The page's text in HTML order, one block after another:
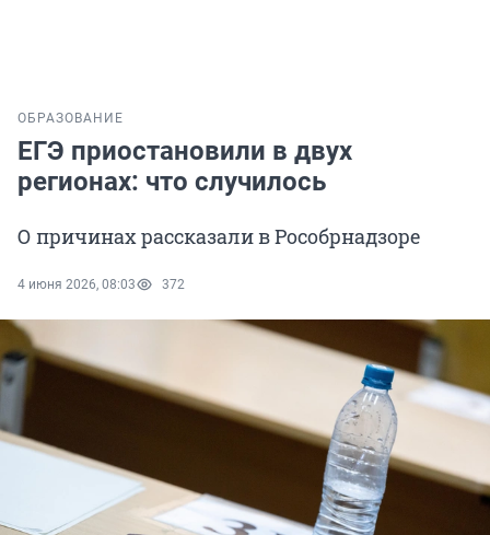
ОБРАЗОВАНИЕ
ЕГЭ приостановили в двух
регионах: что случилось
О причинах рассказали в Рособрнадзоре
4 июня 2026, 08:03 372